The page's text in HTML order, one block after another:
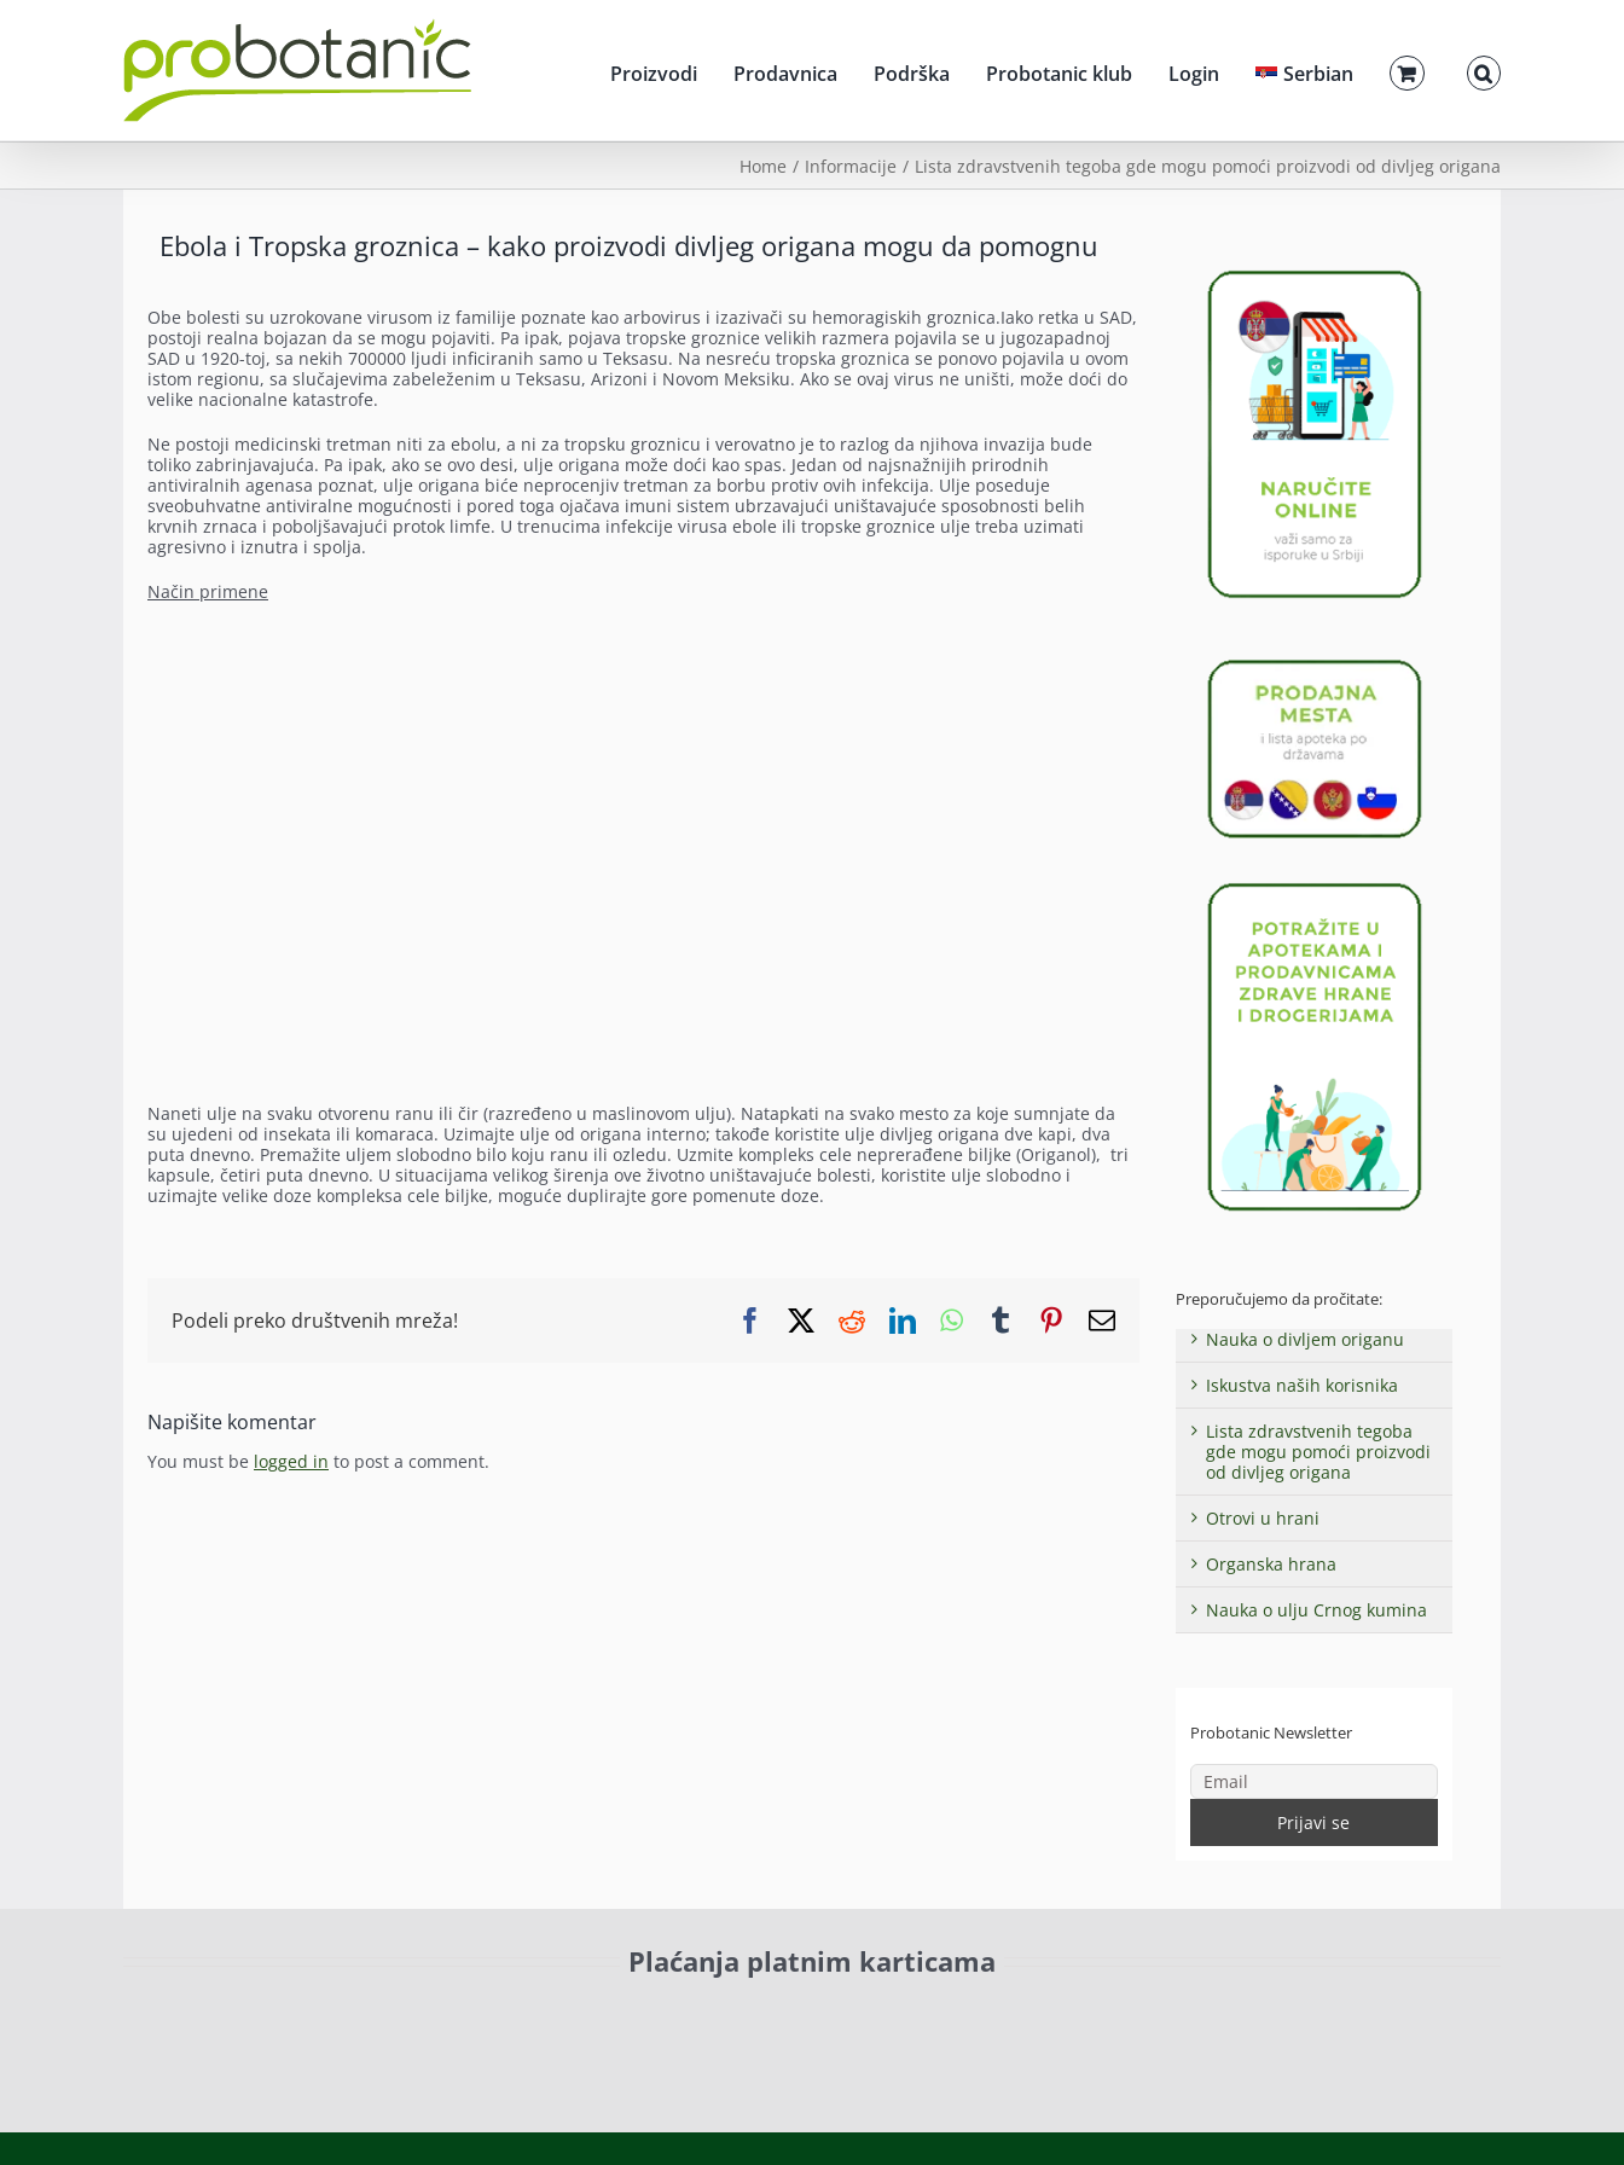
Proizvodi Prodavnica Podrška Probotanic klub Login Serbian
Home Informacije Lista zdravstvenih tegoba gde mogu pomoći proizvodi od divljeg origana
Ebola i Tropska groznica – kako proizvodi divljeg origana mogu da pomognu
Obe bolesti su uzrokovane virusom iz familije poznate kao arbovirus i izazivači su hemoragiskih groznica.Iako retka u SAD,
postoji realna bojazan da se mogu pojaviti. Pa ipak, pojava tropske groznice velikih razmera pojavila se u jugozapadnoj
SAD u 1920-toj, sa nekih 700000 ljudi inficiranih samo u Teksasu. Na nesreću tropska groznica se ponovo pojavila u ovom
istom regionu, sa slučajevima zabeleženim u Teksasu, Arizoni i Novom Meksiku. Ako se ovaj virus ne uništi, može doći do
velike nacionalne katastrofe.
Ne postoji medicinski tretman niti za ebolu, a ni za tropsku groznicu i verovatno je to razlog da njihova invazija bude
toliko zabrinjavajuća. Pa ipak, ako se ovo desi, ulje origana može doći kao spas. Jedan od najsnažnijih prirodnih
antiviralnih agenasa poznat, ulje origana biće neprocenjiv tretman za borbu protiv ovih infekcija. Ulje poseduje
sveobuhvatne antiviralne mogućnosti i pored toga ojačava imuni sistem ubrzavajući uništavajuće sposobnosti belih
krvnih zrnaca i poboljšavajući protok limfe. U trenucima infekcije virusa ebole ili tropske groznice ulje treba uzimati
agresivno i iznutra i spolja.
Način primene
Naneti ulje na svaku otvorenu ranu ili čir (razređeno u maslinovom ulju). Natapkati na svako mesto za koje sumnjate da
su ujedeni od insekata ili komaraca. Uzimajte ulje od origana interno; takođe koristite ulje divljeg origana dve kapi, dva
puta dnevno. Premažite uljem slobodno bilo koju ranu ili ozledu. Uzmite kompleks cele neprerađene biljke (Origanol), tri
kapsule, četiri puta dnevno. U situacijama velikog širenja ove životno uništavajuće bolesti, koristite ulje slobodno i
uzimajte velike doze kompleksa cele biljke, moguće duplirajte gore pomenute doze.
Podeli preko društvenih mreža! FacebookRedditLinkedInWhatsApp
TumblrPinterest
Email
Napišite komentar
You must be logged in to post a comment.
Preporučujemo da pročitate:
Nauka o divljem origanu
Iskustva naših korisnika
Lista zdravstvenih tegoba
gde mogu pomoći proizvodi
od divljeg origana
Otrovi u hrani
Organska hrana
Nauka o ulju Crnog kumina
Probotanic Newsletter
Plaćanja platnim karticama